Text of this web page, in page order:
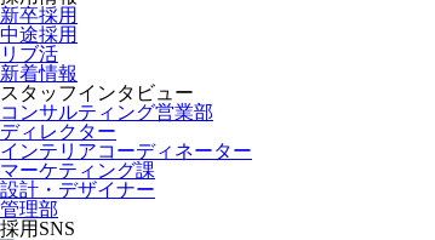
新卒採用
中途採用
リブ活
新着情報
スタッフインタビュー
コンサルティング営業部
ディレクター
インテリアコーディネーター
マーケティング課
設計・デザイナー
管理部
採用SNS